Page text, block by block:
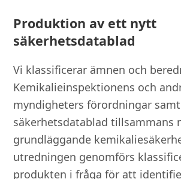
Produktion av ett nytt
säkerhetsdatablad
Vi klassificerar ämnen och
Kemikalieinspektionens och
myndigheters förordningar
säkerhetsdatablad tillsammans
grundläggande
utredningen genomförs
produkten i fråga för att